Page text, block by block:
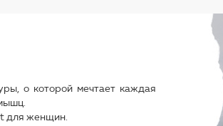
о которой мечтает каждая
для женщин.